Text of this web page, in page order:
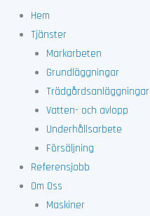
Hem
Tjänster
Markarbeten
Grundläggningar
Trädgårdsanläggningar
Vatten- och avlopp
Underhållsarbete
Försäljning
Referensjobb
Om Oss
Maskiner